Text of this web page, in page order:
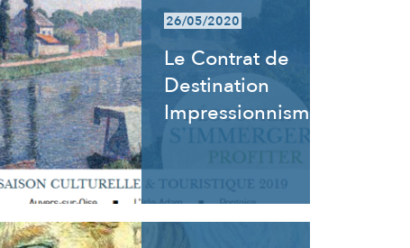
26/05/2020
Le Contrat de
Destination
Impressionnisme